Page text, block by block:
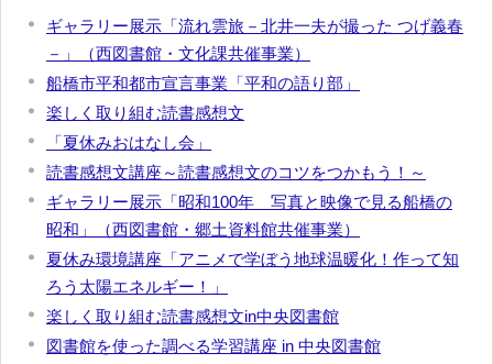
ギャラリー展示「流れ雲旅－北井一夫が撮った つげ義春
－」（西図書館・文化課共催事業）
船橋市平和都市宣言事業「平和の語り部」
楽しく取り組む読書感想文
「夏休みおはなし会」
読書感想文講座～読書感想文のコツをつかもう！～
ギャラリー展示「昭和100年 写真と映像で見る船橋の
昭和」（西図書館・郷土資料館共催事業）
夏休み環境講座「アニメで学ぼう地球温暖化！作って知
ろう太陽エネルギー！」
楽しく取り組む読書感想文in中央図書館
図書館を使った調べる学習講座 in 中央図書館